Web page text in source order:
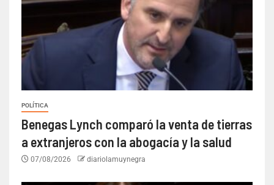
POLÍTICA
Benegas Lynch comparó la venta de tierras
a extranjeros con la abogacía y la salud
07/08/2026 diariolamuynegra